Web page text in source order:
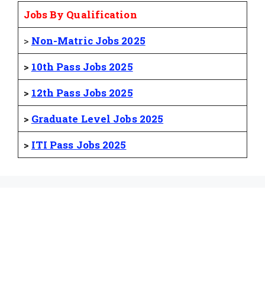
Jobs By Qualification
> Non-Matric Jobs 2025
> 10th Pass Jobs 2025
> 12th Pass Jobs 2025
> Graduate Level Jobs 2025
> ITI Pass Jobs 2025